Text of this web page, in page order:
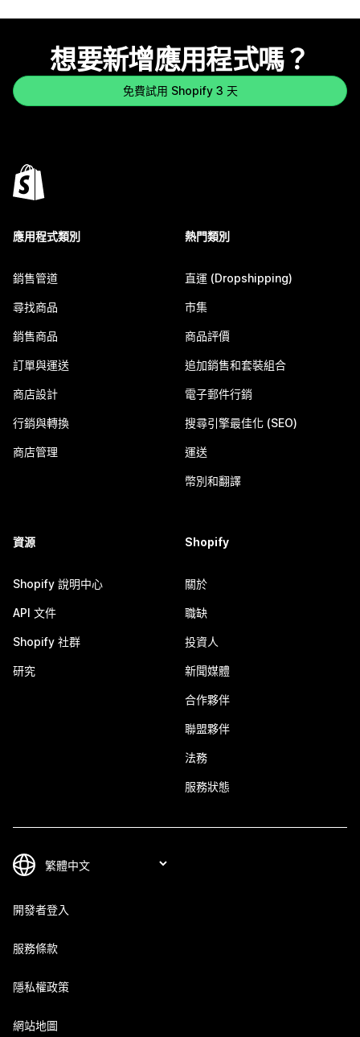
想要新增應用程式嗎？
免費試用 Shopify 3 天
應用程式類別
銷售管道
尋找商品
銷售商品
訂單與運送
商店設計
行銷與轉換
商店管理
熱門類別
直運 (Dropshipping)
市集
商品評價
追加銷售和套裝組合
電子郵件行銷
搜尋引擎最佳化 (SEO)
運送
幣別和翻譯
資源
Shopify 說明中心
API 文件
Shopify 社群
研究
Shopify
關於
職缺
投資人
新聞媒體
合作夥伴
聯盟夥伴
法務
服務狀態
開發者登入
服務條款
隱私權政策
網站地圖